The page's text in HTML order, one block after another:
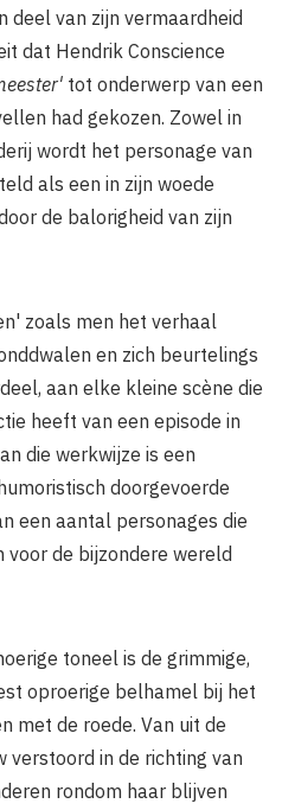
deel van zijn vermaardheid
dat Hendrik Conscience
tot onderwerp van een
had gekozen. Zowel in
wordt het personage van
als een in zijn woede
de balorigheid van zijn
zoals men het verhaal
en zich beurtelings
aan elke kleine scène die
heeft van een episode in
die werkwijze is een
doorgevoerde
een aantal personages die
de bijzondere wereld
toneel is de grimmige,
oproerige belhamel bij het
met de roede. Van uit de
in de richting van
rondom haar blijven